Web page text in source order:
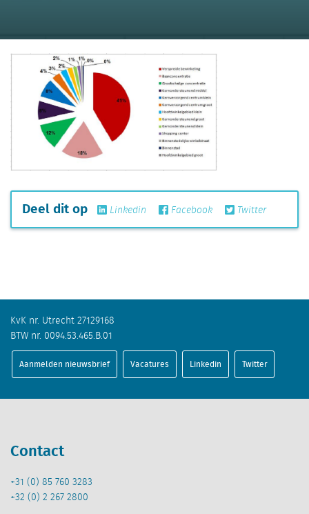
Deel dit op Linkedin Facebook Twitter
KvK nr. Utrecht 27129168
BTW nr. 0094.53.465.B.01
Aanmelden nieuwsbrief Vacatures Linkedin Twitter
Contact
+31 (0) 85 760 3283
+32 (0) 2 267 2800